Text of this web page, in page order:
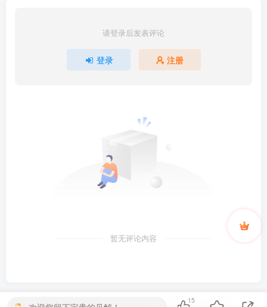
请登录后发表评论
登录 注册
暂无评论内容
15